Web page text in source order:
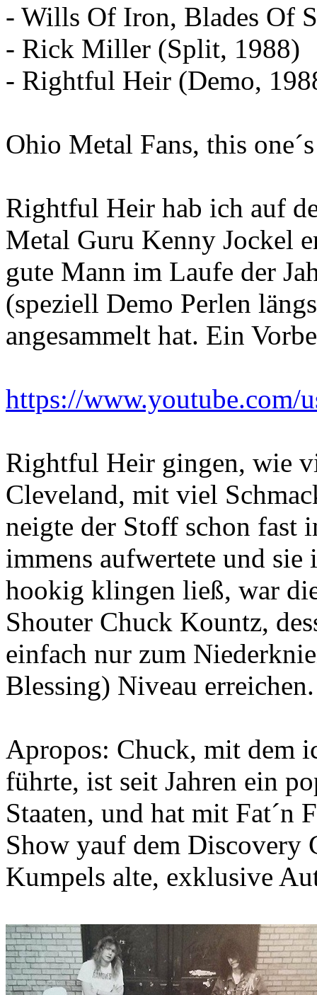
- Wills Of Iron, Blades Of
- Rick Miller (Split, 1988)
- Rightful Heir (Demo,
Ohio Metal Fans, this
Rightful Heir hab ich auf
Metal Guru Kenny Jockel
gute Mann im Laufe der
(speziell Demo Perlen
angesammelt hat. Ein
https://www.youtube.com/
Rightful Heir gingen, wie
Cleveland, mit viel
neigte der Stoff schon fast
immens aufwertete und
hookig klingen ließ, war
Shouter Chuck Kountz,
einfach nur zum
Blessing) Niveau erreichen.
Apropos: Chuck, mit dem
führte, ist seit Jahren ein
Staaten, und hat mit Fat´n
Show yauf dem Discovery
Kumpels alte, exklusive